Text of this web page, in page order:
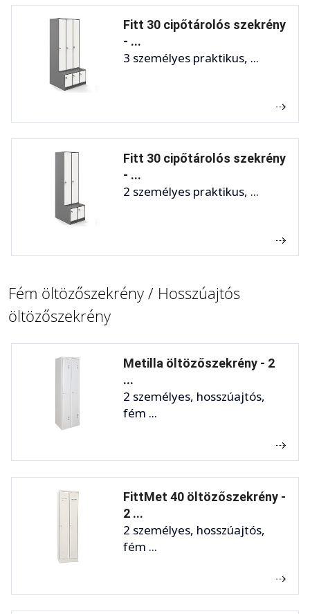
Fitt 30 cipőtárolós szekrény
- ...
3 személyes praktikus, ...
Fitt 30 cipőtárolós szekrény
- ...
2 személyes praktikus, ...
Fém öltözőszekrény / Hosszúajtós
öltözőszekrény
Metilla öltözőszekrény - 2
...
2 személyes, hosszúajtós,
fém ...
FittMet 40 öltözőszekrény -
2 ...
2 személyes, hosszúajtós,
fém ...